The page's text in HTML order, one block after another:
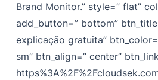
Brand Monitor.” style=” flat”
add_button=” bottom”
explicação gratuita”
sm” btn_align=” center”